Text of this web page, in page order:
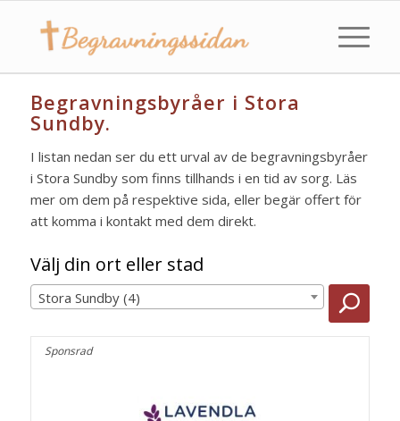
Begravningsbyråer i Stora
Sundby.
I listan nedan ser du ett urval av de begravningsbyråer
i Stora Sundby som finns tillhands i en tid av sorg. Läs
mer om dem på respektive sida, eller begär offert för
att komma i kontakt med dem direkt.
Välj din ort eller stad
Stora Sundby (4)
Sponsrad